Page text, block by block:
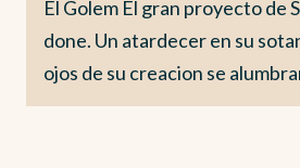
El Golem El gran proyecto de
done. Un atardecer en su
ojos de su creacion se